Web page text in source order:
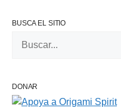
BUSCA EL SITIO
DONAR